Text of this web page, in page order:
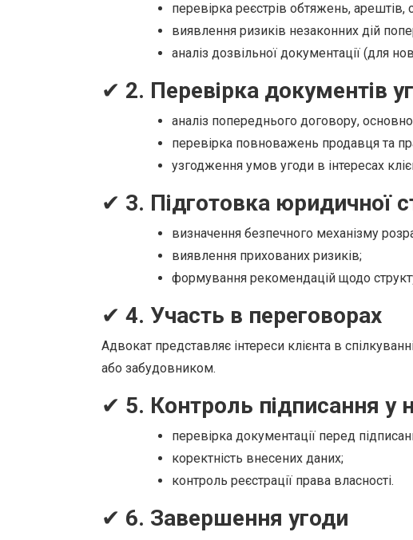
перевірка реєстрів обтяжень, арештів,
виявлення ризиків незаконних дій
аналіз дозвільної документації (для
✔ 2. Перевірка документів
аналіз попереднього договору,
перевірка повноважень продавця та
узгодження умов угоди в інтересах
✔ 3. Підготовка юридичної
визначення безпечного механізму
виявлення прихованих ризиків;
формування рекомендацій щодо
✔ 4. Участь в переговорах
Адвокат представляє інтереси клієнта в
або забудовником.
✔ 5. Контроль підписання у
перевірка документації перед
коректність внесених даних;
контроль реєстрації права власності.
✔ 6. Завершення угоди